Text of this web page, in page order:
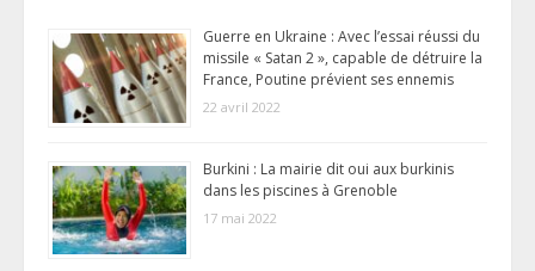
Guerre en Ukraine : Avec l’essai réussi du
missile « Satan 2 », capable de détruire la
France, Poutine prévient ses ennemis
22 avril 2022
Burkini : La mairie dit oui aux burkinis
dans les piscines à Grenoble
17 mai 2022